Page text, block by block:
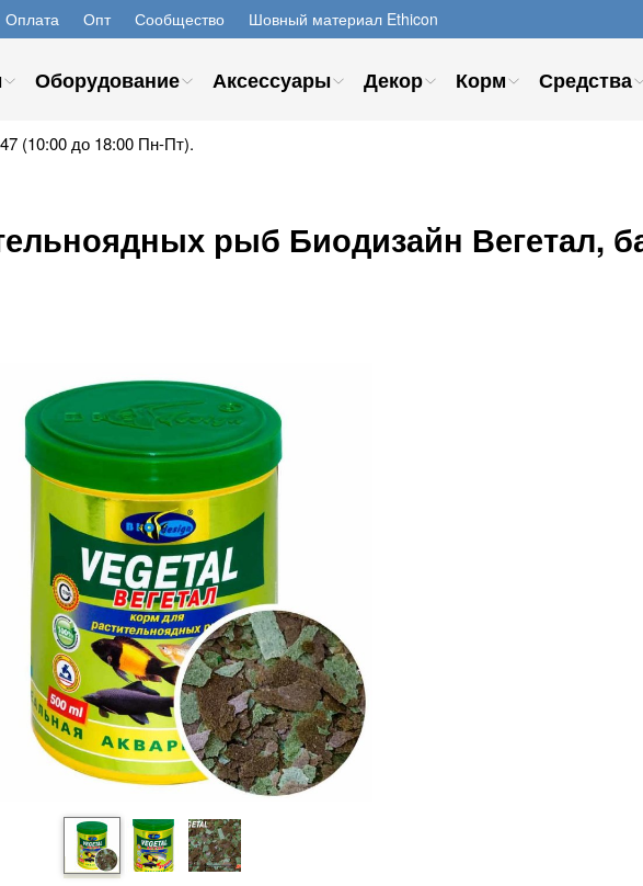
Оплата Опт Сообщество Шовный материал Ethicon
Оборудование Аксессуары Декор Корм Средства
(10:00 до 18:00 Пн-Пт).
рыб Биодизайн Вегетал,